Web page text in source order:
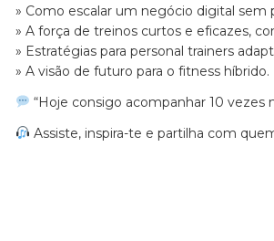
» Como escalar um negócio digital sem
» A força de treinos curtos e eficazes,
» Estratégias para personal trainers
» A visão de futuro para o fitness híbrido.
“Hoje consigo acompanhar 10
Assiste, inspira-te e partilha com